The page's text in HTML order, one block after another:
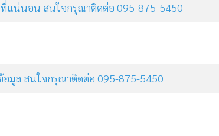
ที่แน่นอน สนใจกรุณาติดต่อ 095-875-5450
อมูล สนใจกรุณาติดต่อ 095-875-5450